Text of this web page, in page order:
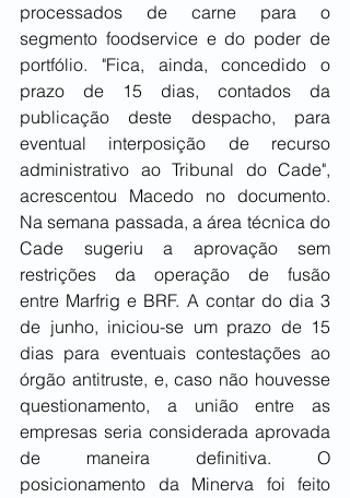
processados de carne para o
segmento foodservice e do poder de
portfólio. "Fica, ainda, concedido o
prazo de 15 dias, contados da
publicação deste despacho, para
eventual interposição de recurso
administrativo ao Tribunal do Cade",
acrescentou Macedo no documento.
Na semana passada, a área técnica do
Cade sugeriu a aprovação sem
restrições da operação de fusão
entre Marfrig e BRF. A contar do dia 3
de junho, iniciou-se um prazo de 15
dias para eventuais contestações ao
órgão antitruste, e, caso não houvesse
questionamento, a união entre as
empresas seria considerada aprovada
de maneira definitiva. O
posicionamento da Minerva foi feito